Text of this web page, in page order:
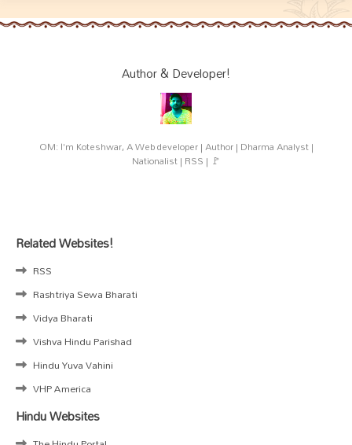
Author & Developer!
OM: I'm Koteshwar, A Web developer | Author | Dharma Analyst |
Nationalist | RSS | 🚩
Related Websites!
RSS
Rashtriya Sewa Bharati
Vidya Bharati
Vishva Hindu Parishad
Hindu Yuva Vahini
VHP America
Hindu Websites